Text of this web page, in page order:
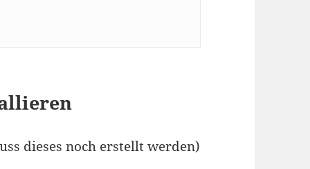
dieses noch erstellt werden)